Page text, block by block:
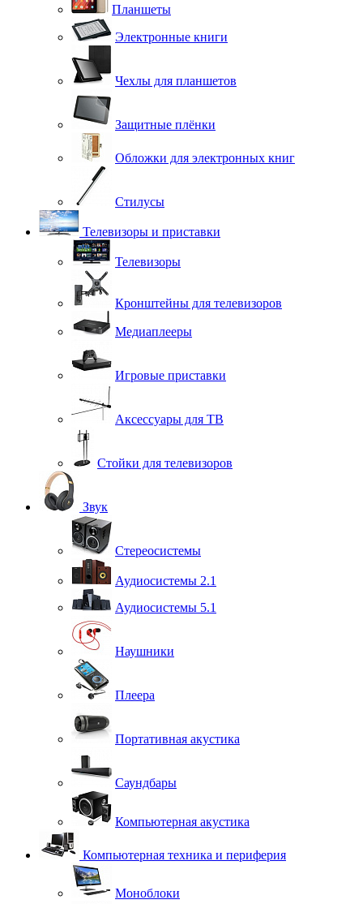
Планшеты
Электронные книги
Чехлы для планшетов
Защитные плёнки
Обложки для электронных книг
Стилусы
Телевизоры и приставки
Телевизоры
Кронштейны для телевизоров
Медиаплееры
Игровые приставки
Аксессуары для ТВ
Стойки для телевизоров
Звук
Стереосистемы
Аудиосистемы 2.1
Аудиосистемы 5.1
Наушники
Плеера
Портативная акустика
Саундбары
Компьютерная акустика
Компьютерная техника и периферия
Моноблоки